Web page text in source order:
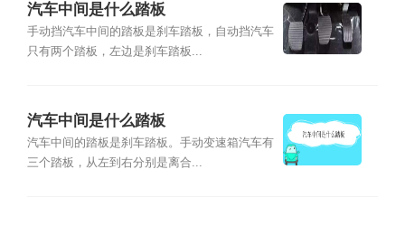
汽车中间是什么踏板
手动挡汽车中间的踏板是刹车踏板，自动挡汽车
只有两个踏板，左边是刹车踏板...
汽车中间是什么踏板
汽车中间的踏板是刹车踏板。手动变速箱汽车有
三个踏板，从左到右分别是离合...